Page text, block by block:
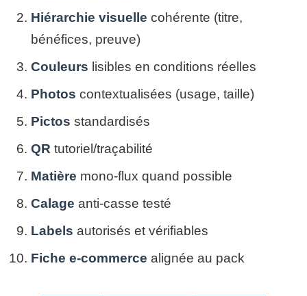
Hiérarchie visuelle cohérente (titre,
bénéfices, preuve)
Couleurs lisibles en conditions réelles
Photos contextualisées (usage, taille)
Pictos standardisés
QR tutoriel/traçabilité
Matière mono‑flux quand possible
Calage anti‑casse testé
Labels autorisés et vérifiables
Fiche e‑commerce alignée au pack